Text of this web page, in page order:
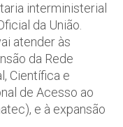
interministerial
da União.
atender às
da Rede
Científica e
de Acesso ao
e à expansão